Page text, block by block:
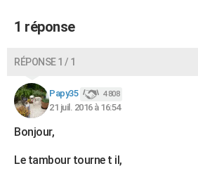
BONS PLANS
Dictionnaire
Biographies
Citations
Expressions
Proverbes
PROGRAMME TV
COPAINS D'AVANT
S'inscrire
Se connecter
Lycées
Collèges
Primaires
Universités
Entreprises
Service militaire
Avis de recherche
AVIS DE DÉCÈS
1 réponse
RÉPONSE 1 / 1
Papy35 4 808
21 juil. 2016 à 16:54
Bonjour,
Le tambour tourne t il,